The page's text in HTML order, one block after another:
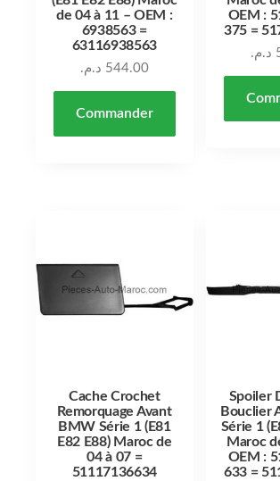
de 04 à 11 – OEM :
6938563 =
63116938563
544.00 د.م.
Commander
OEM :
375 =
د.م.
Cache Crochet
Remorquage Avant
BMW Série 1 (E81
E82 E88) Maroc de
04 à 07 =
51117136634
Spoiler
Bouclier
Série 1
Maroc
OEM :
633 =